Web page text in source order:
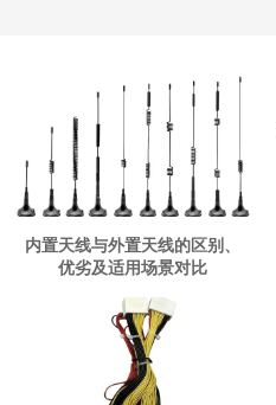
内置天线与外置天线的区别、
优劣及适用场景对比